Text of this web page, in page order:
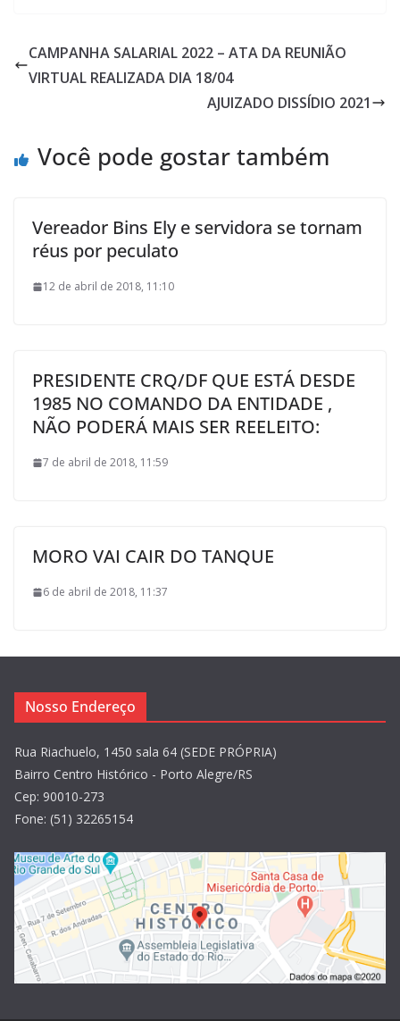
CAMPANHA SALARIAL 2022 – ATA DA REUNIÃO
VIRTUAL REALIZADA DIA 18/04
AJUIZADO DISSÍDIO 2021
Você pode gostar também
Vereador Bins Ely e servidora se tornam
réus por peculato
12 de abril de 2018, 11:10
PRESIDENTE CRQ/DF QUE ESTÁ DESDE
1985 NO COMANDO DA ENTIDADE ,
NÃO PODERÁ MAIS SER REELEITO:
7 de abril de 2018, 11:59
MORO VAI CAIR DO TANQUE
6 de abril de 2018, 11:37
Nosso Endereço
Rua Riachuelo, 1450 sala 64 (SEDE PRÓPRIA)
Bairro Centro Histórico - Porto Alegre/RS
Cep: 90010-273
Fone: (51) 32265154